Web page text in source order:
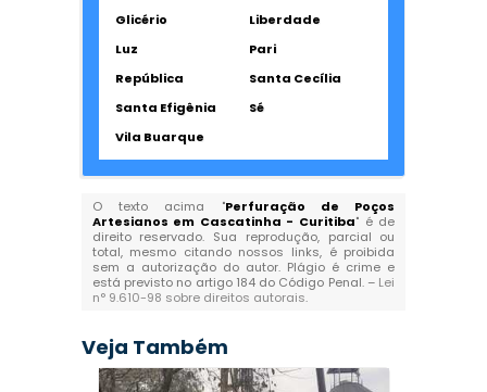
Glicério
Liberdade
Luz
Pari
República
Santa Cecília
Santa Efigênia
Sé
Vila Buarque
O texto acima "Perfuração de Poços
Artesianos em Cascatinha - Curitiba" é de
direito reservado. Sua reprodução, parcial ou
total, mesmo citando nossos links, é proibida
sem a autorização do autor. Plágio é crime e
está previsto no artigo 184 do Código Penal. – Lei
n° 9.610-98 sobre direitos autorais.
Veja Também